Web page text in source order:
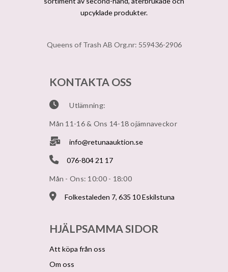
upcyklade produkter.
Queens of Trash AB Org.nr: 559436-2906
KONTAKTA OSS
Utlämning:
Mån 11-16 & Ons 14-18 ojämnaveckor
info@retunaauktion.se
076-804 21 17
Mån - Ons: 10:00 - 18:00
Folkestaleden 7, 635 10 Eskilstuna
HJÄLPSAMMA SIDOR
Att köpa från oss
Om oss